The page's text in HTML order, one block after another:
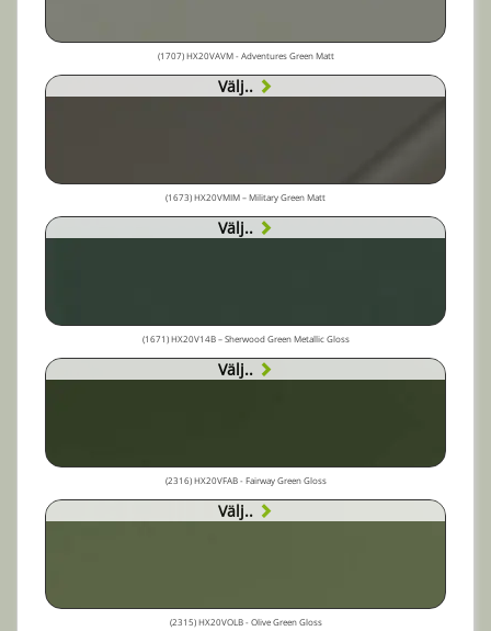
(1707) HX20VAVM - Adventures Green Matt
Välj..
(1673) HX20VMIM – Military Green Matt
Välj..
(1671) HX20V14B – Sherwood Green Metallic Gloss
Välj..
(2316) HX20VFAB - Fairway Green Gloss
Välj..
(2315) HX20VOLB - Olive Green Gloss